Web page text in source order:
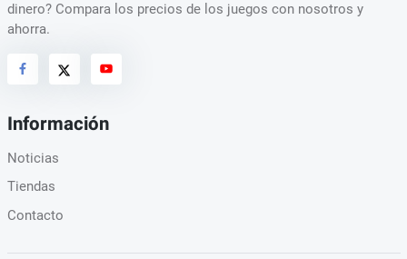
dinero? Compara los precios de los juegos con nosotros y
ahorra.
Información
Noticias
Tiendas
Contacto